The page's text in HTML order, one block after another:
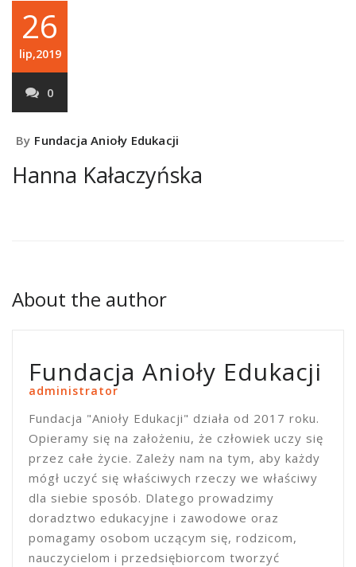
26
lip,2019
0
By Fundacja Anioły Edukacji
Hanna Kałaczyńska
About the author
Fundacja Anioły Edukacji
administrator
Fundacja "Anioły Edukacji" działa od 2017 roku.
Opieramy się na założeniu, że człowiek uczy się
przez całe życie. Zależy nam na tym, aby każdy
mógł uczyć się właściwych rzeczy we właściwy
dla siebie sposób. Dlatego prowadzimy
doradztwo edukacyjne i zawodowe oraz
pomagamy osobom uczącym się, rodzicom,
nauczycielom i przedsiębiorcom tworzyć